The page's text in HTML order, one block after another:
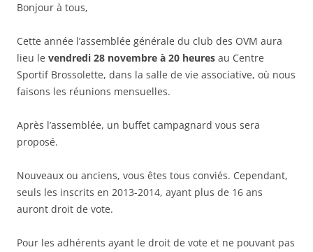
Bonjour à tous,
Cette année l’assemblée générale du club des OVM aura
lieu le vendredi 28 novembre à 20 heures au Centre
Sportif Brossolette, dans la salle de vie associative, où nous
faisons les réunions mensuelles.
Après l’assemblée, un buffet campagnard vous sera
proposé.
Nouveaux ou anciens, vous êtes tous conviés. Cependant,
seuls les inscrits en 2013-2014, ayant plus de 16 ans
auront droit de vote.
Pour les adhérents ayant le droit de vote et ne pouvant pas